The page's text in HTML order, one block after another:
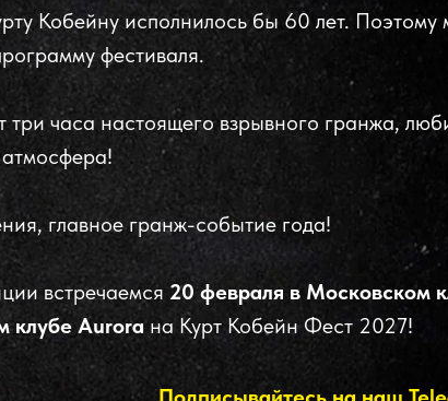
Кобейну исполнилось бы 60 лет.
фестиваля.
три часа настоящего взрывного гранжа,
главное гранж-событие года!
встречаемся 20 февраля в Московском
клубе Auroraна Курт Кобейн Фест 2027!